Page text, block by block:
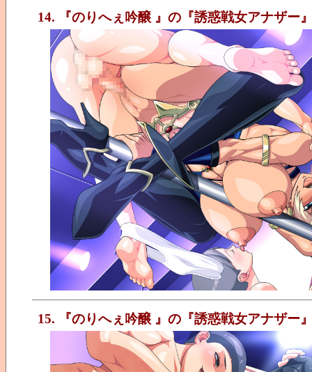
14. 『のりへぇ吟醸 』の『誘惑戦女アナザー
15. 『のりへぇ吟醸 』の『誘惑戦女アナザー